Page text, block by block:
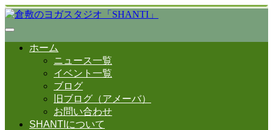
ホーム
ニュース一覧
イベント一覧
ブログ
旧ブログ（アメーバ）
お問い合わせ
SHANTIについて